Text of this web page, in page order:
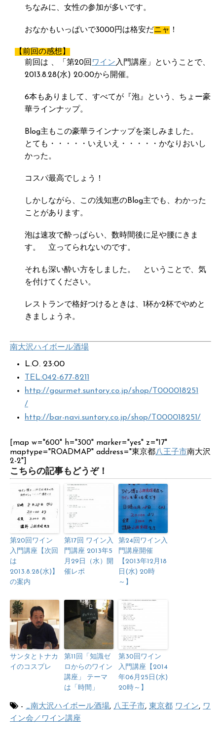
ちなみに、女性の参加が多いです。
おなかもいっぱいで3000円は格安だニャ ！
【前回の感想】
前回は 、「第20回 ワイン入門講座」ということで、
2013.8.28(水) 20:00から開催。
6本もありまして、すべてが『泡』という、ちょー豪
華ラインナップ。
Blog主もこの豪華ラインナップを楽しみました。
とても・・・・・いえいえ・・・・・かなりおいし
かった。
コスパ最高でしょう！
しかしながら、この浅知恵のBlog主でも、わかった
ことがあります。
泡は速攻で酔っぱらい、数時間後に足や腰にきま
す。 立ってられないのです。
それも深い酔い方をしました。 ということで、気
を付けてください。
レストランで格好つけるときは、1杯か2杯でやめと
きましょうネ。
南大沢ハイボール酒場
L.O. 23:00
TEL:042-677-8211
http://gourmet.suntory.co.jp/shop/T000018251
/
http://bar-navi.suntory.co.jp/shop/T000018251/
[map w="600" h="300" marker="yes" z="17"
maptype="ROADMAP" address="東京都八王子市南大沢
2-2"]
こちらの記事もどうぞ！
第20回ワイン
入門講座【次回
は
2013.8.28(水)】
の案内
第17回 ワイン入
門講座 2013年5
月29日（水）開
催レポ
第24回ワイン入
門講座開催
【2013年12月18
日(水) 20時
～】
サンタとトナカ
イのコスプレ
第11回「知識ゼ
ロからのワイン
講座」 テーマ
は「時間」
第30回ワイン
入門講座【2014
年06月25日(水)
20時～】
- _南大沢ハイボール酒場, 八王子市, 東京都 ワイン, ワ
イン会／ワイン講座